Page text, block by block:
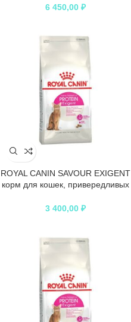
продукта
6 450,00 ₽
ROYAL CANIN SAVOUR EXIGENT
корм для кошек, привередливых
3 400,00 ₽